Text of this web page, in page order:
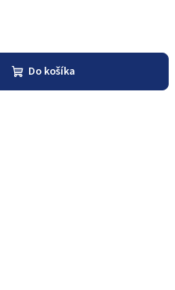
Do košíka